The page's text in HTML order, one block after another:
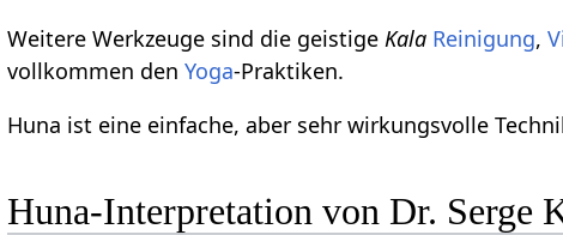
Weitere Werkzeuge sind die geistige Kala Reinigung,
vollkommen denYoga-Praktiken.
Huna ist eine einfache, aber sehr wirkungsvolle
Huna-Interpretation von Dr. Serge